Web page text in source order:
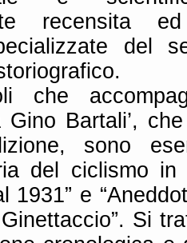
recensita
del
che
Gino Bartali’,
sono
del ciclismo
1931” e
Si